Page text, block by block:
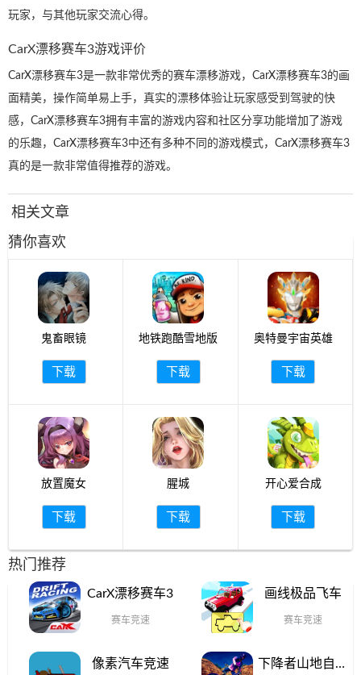
玩家，与其他玩家交流心得。
CarX漂移赛车3游戏评价
CarX漂移赛车3是一款非常优秀的赛车漂移游戏，CarX漂移赛车3的画
面精美，操作简单易上手，真实的漂移体验让玩家感受到驾驶的快
感，CarX漂移赛车3拥有丰富的游戏内容和社区分享功能增加了游戏
的乐趣，CarX漂移赛车3中还有多种不同的游戏模式，CarX漂移赛车3
真的是一款非常值得推荐的游戏。
相关文章
猜你喜欢
鬼畜眼镜
下载
地铁跑酷雪地版
下载
奥特曼宇宙英雄
下载
放置魔女
下载
腥城
下载
开心爱合成
下载
热门推荐
CarX漂移赛车3
赛车竞速
画线极品飞车
赛车竞速
像素汽车竞速 下降者山地自行